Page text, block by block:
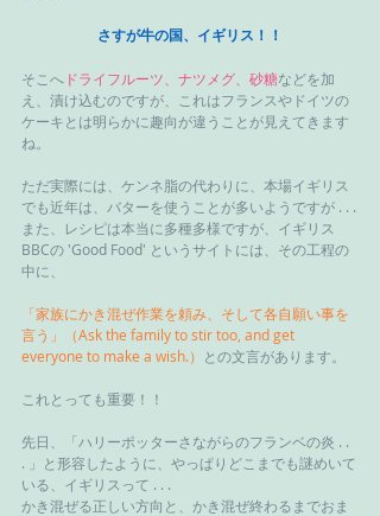
さすが牛の国、イギリス！！
そこへ ドライフルーツ、ナツメグ、砂糖などを加
え、漬け込むのですが、これはフランスやドイツの
ケーキとは明らかに趣向が違うことが見えてきます
ね。
ただ実際には、ケンネ脂の代わりに、本場イギリス
でも近年は、バターを使うことが多いようですが . . .
また、レシピは本当に多種多様ですが、イギリス
BBCの 'Good Food' というサイトには、その工程の
中に、
「家族にかき混ぜ作業を頼み、そして各自願い事を
言う」（Ask the family to stir too, and get
everyone to make a wish.） との文言があります。
これとっても重要！！
先日、「ハリーポッターさながらのフランベの炎 . .
. 」と形容したように、やっぱりどこまでも謎めいて
いる、イギリスって . . .
かき混ぜる正しい方向と、かき混ぜ終わるまでおま